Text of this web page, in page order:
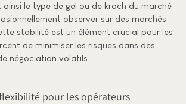
ainsi le type de gel ou de krach du marché
observer sur des marchés
stabilité est un élément crucial pour les
de minimiser les risques dans des
négociation volatils.
pour les opérateurs